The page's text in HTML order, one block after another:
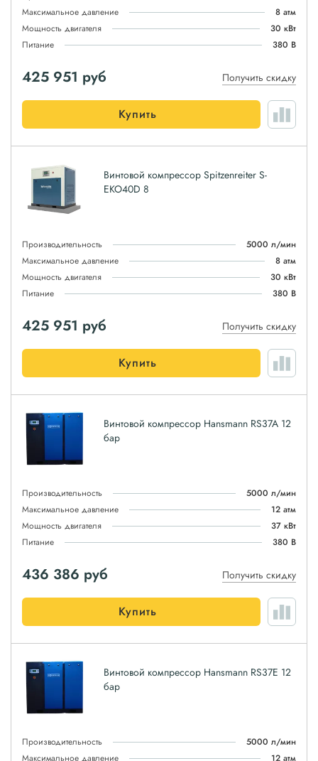
Максимальное давление
8 атм
Мощность двигателя
30 кВт
Питание
380 В
425 951 руб Получить скидку
Купить
Винтовой компрессор Spitzenreiter S-
EKO40D 8
Производительность
5000 л/мин
Максимальное давление
8 атм
Мощность двигателя
30 кВт
Питание
380 В
425 951 руб Получить скидку
Купить
Винтовой компрессор Hansmann RS37A 12
бар
Производительность
5000 л/мин
Максимальное давление
12 атм
Мощность двигателя
37 кВт
Питание
380 В
436 386 руб Получить скидку
Купить
Винтовой компрессор Hansmann RS37E 12
бар
Производительность
5000 л/мин
Максимальное давление
12 атм